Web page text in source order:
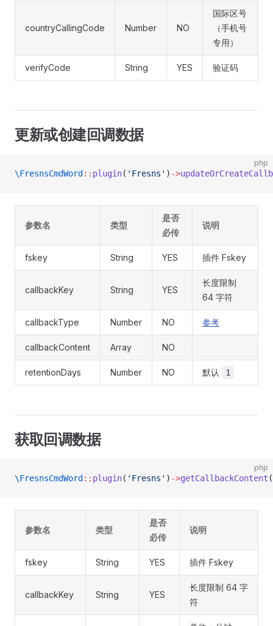
countryCallingCode Number NO
国际区号
（手机号
专用）
verifyCode String YES 验证码
更新或创建回调数据
php
\FresnsCmdWord :: plugin( 'Fresns' ) ->
参数名 类型
是否
必传
说明
fskey String YES 插件 Fskey
callbackKey String YES
长度限制
64 字符
callbackType Number NO 参考
callbackContent Array NO
retentionDays Number NO 默认 1
获取回调数据
php
\FresnsCmdWord :: plugin( 'Fresns' ) ->getCallbackContent
参数名 类型
是否
必传
说明
fskey String YES 插件 Fskey
callbackKey String YES
长度限制 64 字
符